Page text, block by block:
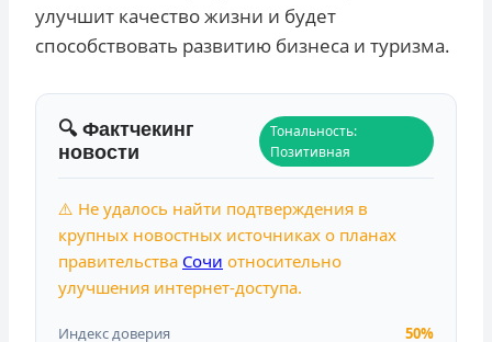
улучшит качество жизни и будет
способствовать развитию бизнеса и туризма.
🔍 Фактчекинг
новости
Тональность:
Позитивная
⚠️ Не удалось найти подтверждения в
крупных новостных источниках о планах
правительства Сочи относительно
улучшения интернет-доступа.
Индекс доверия 50%